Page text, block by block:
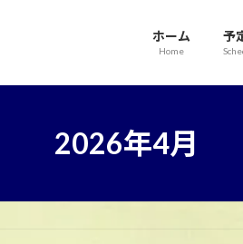
ホーム
Home
予
2026年4月